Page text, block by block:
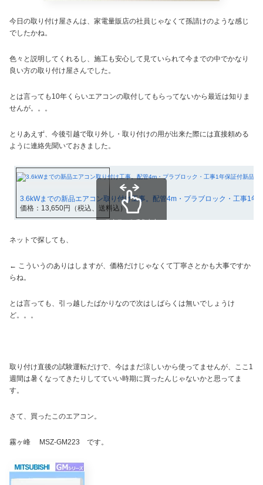
今日の取り付け屋さんは、家電量販店の社員じゃなくて孫請けのような感じ
でしたかね。
色々と説明してくれるし、施工も安心して見ていられて今までの中でかなり
良い方の取り付け屋さんでした。
とは言っても10年くらいエアコンの取付してもらってないから最近は知りま
せんが。。。
とりあえず、今後引越で取り外し・取り付けの用が出来た際には直接頼める
ように連絡先聞いておきました。
3.6kWまでの新品エアコン取り付け工事。配管4m・プラブロック・工事1
価格：13,650円（税込、送料込）
スクロールできます
ネットで探しても、
← こういうのありはしますが、価格だけじゃなくて丁寧さとかも大事ですか
らね。
とは言っても、引っ越したばかりなので次はしばらくは無いでしょうけ
ど。。。
取り付け直後の試験運転だけで、今はまだ涼しいから使ってませんが、ここ1
週間は暑くなってきたりしてていい時期に買ったんじゃないかと思ってま
す。
さて、買ったこのエアコン。
霧ヶ峰 MSZ-GM223 です。